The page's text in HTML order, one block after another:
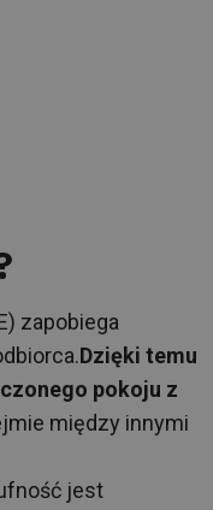
zapobiega
Dzięki temu
pokoju z
między innymi
jest